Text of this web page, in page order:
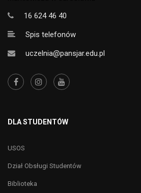
16 624 46 40
Spis telefonów
uczelnia@pansjar.edu.pl
DLA STUDENTÓW
USOS
Dział Obsługi Studentów
Biblioteka